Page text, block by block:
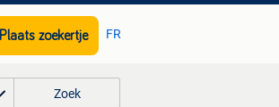
Plaats zoekertje FR
Zoek